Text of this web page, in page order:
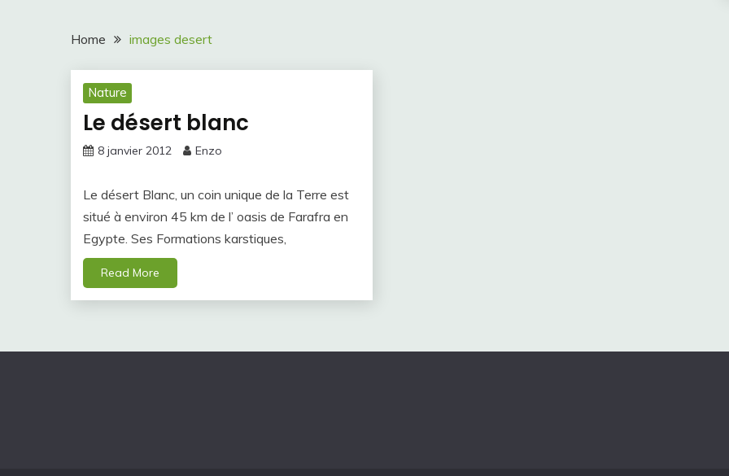
Home images desert
Nature
Le désert blanc
8 janvier 2012 Enzo
Le désert Blanc, un coin unique de la Terre est
situé à environ 45 km de l’ oasis de Farafra en
Egypte. Ses Formations karstiques,
Read More